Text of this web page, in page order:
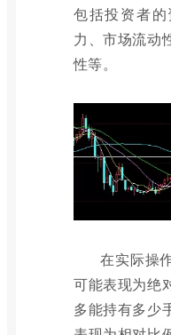
包括投资者
力、市场流动
性等。
在实际操
可能表现为绝
多能持有多少